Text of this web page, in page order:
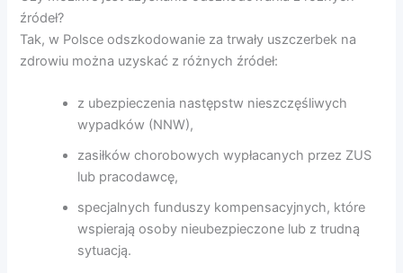
źródeł?
Tak, w Polsce odszkodowanie za trwały uszczerbek na
zdrowiu można uzyskać z różnych źródeł:
z ubezpieczenia następstw nieszczęśliwych
wypadków (NNW),
zasiłków chorobowych wypłacanych przez ZUS
lub pracodawcę,
specjalnych funduszy kompensacyjnych, które
wspierają osoby nieubezpieczone lub z trudną
sytuacją.